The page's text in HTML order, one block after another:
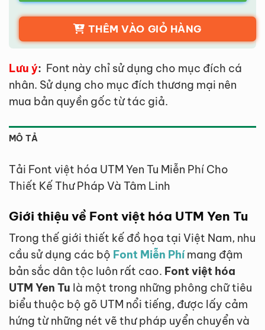
THÊM VÀO GIỎ HÀNG
Lưu ý: Font này chỉ sử dụng cho mục đích cá
nhân. Sử dụng cho mục đích thương mại nên
mua bản quyền gốc từ tác giả.
MÔ TẢ
Tải Font việt hóa UTM Yen Tu Miễn Phí Cho
Thiết Kế Thư Pháp Và Tâm Linh
Giới thiệu về Font việt hóa UTM Yen Tu
Trong thế giới thiết kế đồ họa tại Việt Nam, nhu
cầu sử dụng các bộ Font Miễn Phímang đậm
bản sắc dân tộc luôn rất cao. Font việt hóa
UTM Yen Tu là một trong những phông chữ tiêu
biểu thuộc bộ gõ UTM nổi tiếng, được lấy cảm
hứng từ những nét vẽ thư pháp uyển chuyển và